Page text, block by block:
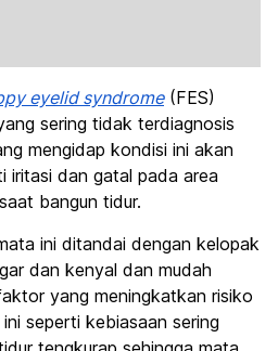
eyelid syndrome(FES)
sering tidak terdiagnosis
mengidap kondisi ini akan
iritasi dan gatal pada area
bangun tidur.
ini ditandai dengan kelopak
dan kenyal dan mudah
yang meningkatkan risiko
seperti kebiasaan sering